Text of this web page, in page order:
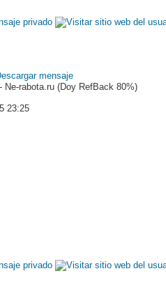
Ne-rabota.ru (Doy RefBack 80%)
23:25